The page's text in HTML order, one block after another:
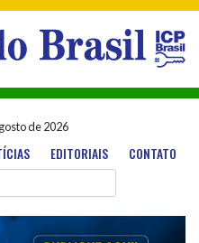
de 2026
EDITORIAIS CONTATO